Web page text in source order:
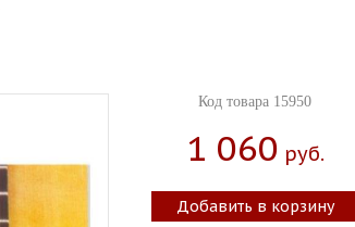
Код товара 15950
1 060 Руб.
Добавить в корзину